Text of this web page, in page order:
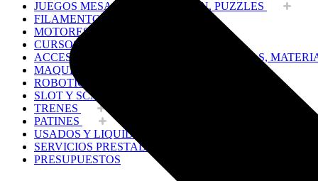
JUEGOS MESA, CONSTRUCCION, PUZZLES
FILAMENTO IMPRESORA 3D
MOTORES Y ACCESORIOS
CURSOS Y TALLERES
ACCESORIOS, HERRAMIENTAS, PINTURAS,
MAQUETAS ESTÁTICAS Y COLECCIÓN
ROBOTICA Y GADGETS ELECTRÓNICOS
SLOT Y SCALEXTRIC
TRENES
PATINES
USADOS Y LIQUIDACION
SERVICIOS PRESTADOS
PRESUPUESTOS